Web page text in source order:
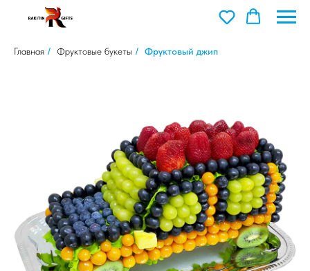
Главная / Фруктовые букеты / Фруктовый джип